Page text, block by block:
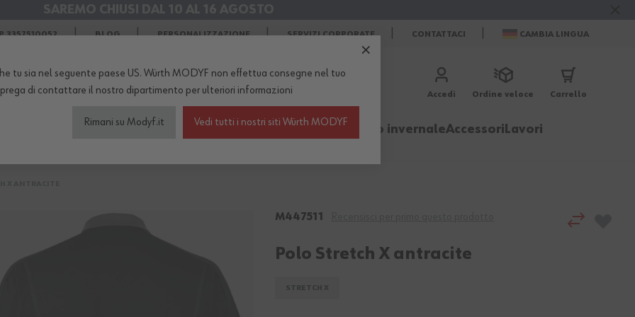
SPEDIZIONI GRATISin Agosto
SAREMO CHIUSI DAL 10 AL 16 AGOSTO
3357510052 BLOG PERSONALIZZAZIONE SERVIZI CORPORATE CONTATTACI CAMBIA LINGUA
DEL NEGOZIO...
Accedi Ordine veloce Carrello
da lavoro Scarpe antinfortunisticheAbbigliamento invernaleAccessori Lavori
M447511
Polo Stretch X antracite
tu sia nel seguente paese US. Würth MODYF non effettua consegne nel tuo
di contattare il nostro dipartimento per ulteriori informazioni
Rimani su Modyf.it Vedi tutti i nostri siti Würth MODYF